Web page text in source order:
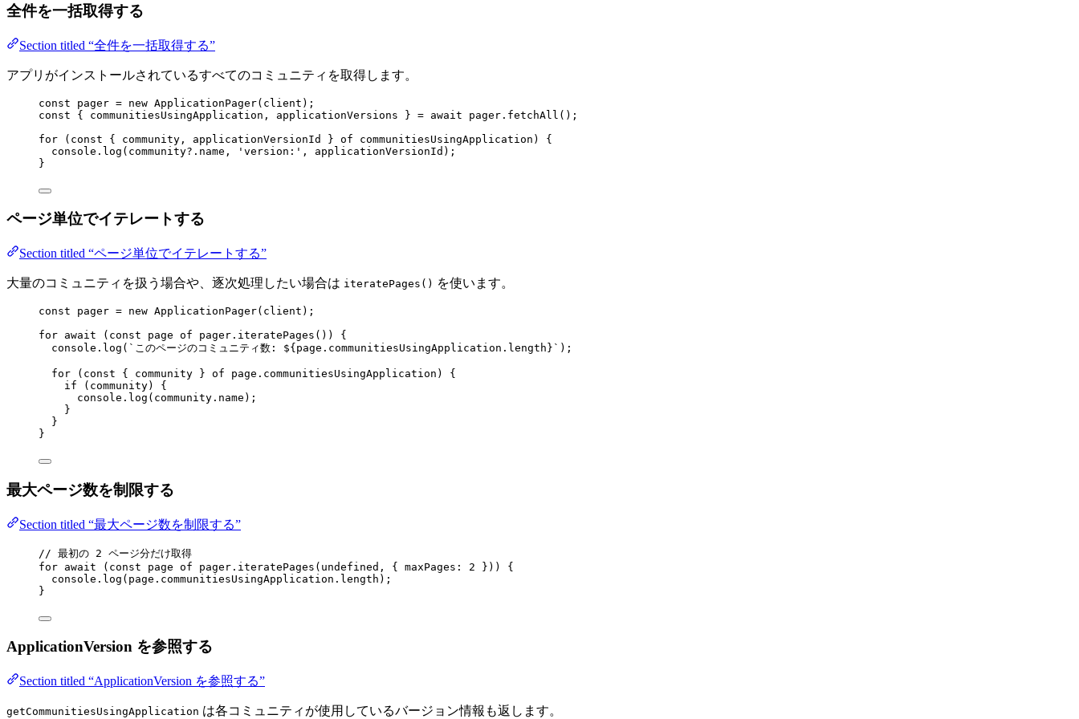
全件を一括取得する
Section titled “全件を一括取得する”
アプリがインストールされているすべてのコミュニティを取得します。
const pager = new ApplicationPager(client);
const { communitiesUsingApplication , applicationVersions } = await pager . fetchAll ();
for ( const { community , applicationVersionId } of communitiesUsingApplication) {
console . log (community?. name , ' version: ' , applicationVersionId);
}
ページ単位でイテレートする
Section titled “ページ単位でイテレートする”
大量のコミュニティを扱う場合や、逐次処理したい場合は iteratePages() を使います。
const pager = new ApplicationPager(client);
for await ( const page of pager . iteratePages ()) {
console . log ( ` このページのコミュニティ数: ${ page . communitiesUsingApplication . length } ` );
for ( const { community } of page . communitiesUsingApplication ) {
if (community) {
console . log (community . name );
}
}
}
最大ページ数を制限する
Section titled “最大ページ数を制限する”
// 最初の 2 ページ分だけ取得
for await ( const page of pager . iteratePages ( undefined , { maxPages: 2 })) {
console . log (page . communitiesUsingApplication . length );
}
ApplicationVersion を参照する
Section titled “ApplicationVersion を参照する”
getCommunitiesUsingApplication は各コミュニティが使用しているバージョン情報も返します。